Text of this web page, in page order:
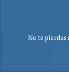
No te pierdas